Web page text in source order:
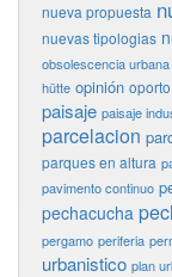
nueva propuesta
nuevas tipologias
obsolescencia urbana
hütte opinión oporto
paisaje paisaje
parcelacion
parques en altura
pavimento continuo
pechacucha
pergamo periferia
urbanistico plan